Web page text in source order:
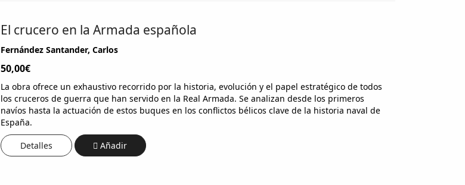
El crucero en la Armada española
Fernández Santander, Carlos
50,00€
La obra ofrece un exhaustivo recorrido por la historia, evolución y el papel estratégico de todos
los cruceros de guerra que han servido en la Real Armada. Se analizan desde los primeros
navíos hasta la actuación de estos buques en los conflictos bélicos clave de la historia naval de
España.
Detalles Añadir